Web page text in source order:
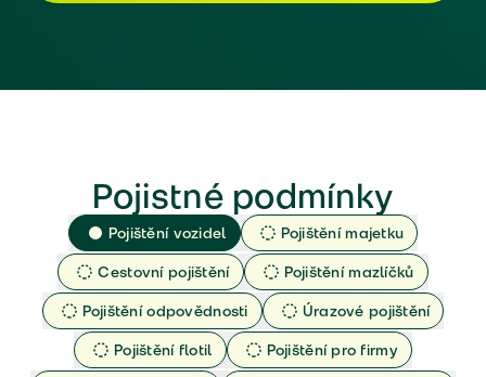
Pojistné podmínky
Pojištění vozidel
Pojištění majetku
Cestovní pojištění
Pojištění mazlíčků
Pojištění odpovědnosti
Úrazové pojištění
Pojištění flotil
Pojištění pro firmy